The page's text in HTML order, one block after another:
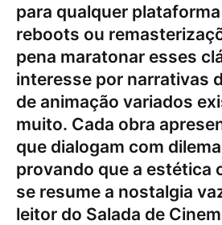
para qualquer
reboots ou
pena maratonar esses
interesse por narrativas
de animação variados
muito. Cada obra
que dialogam com
provando que a estética
se resume a nostalgia
leitor do Salada de